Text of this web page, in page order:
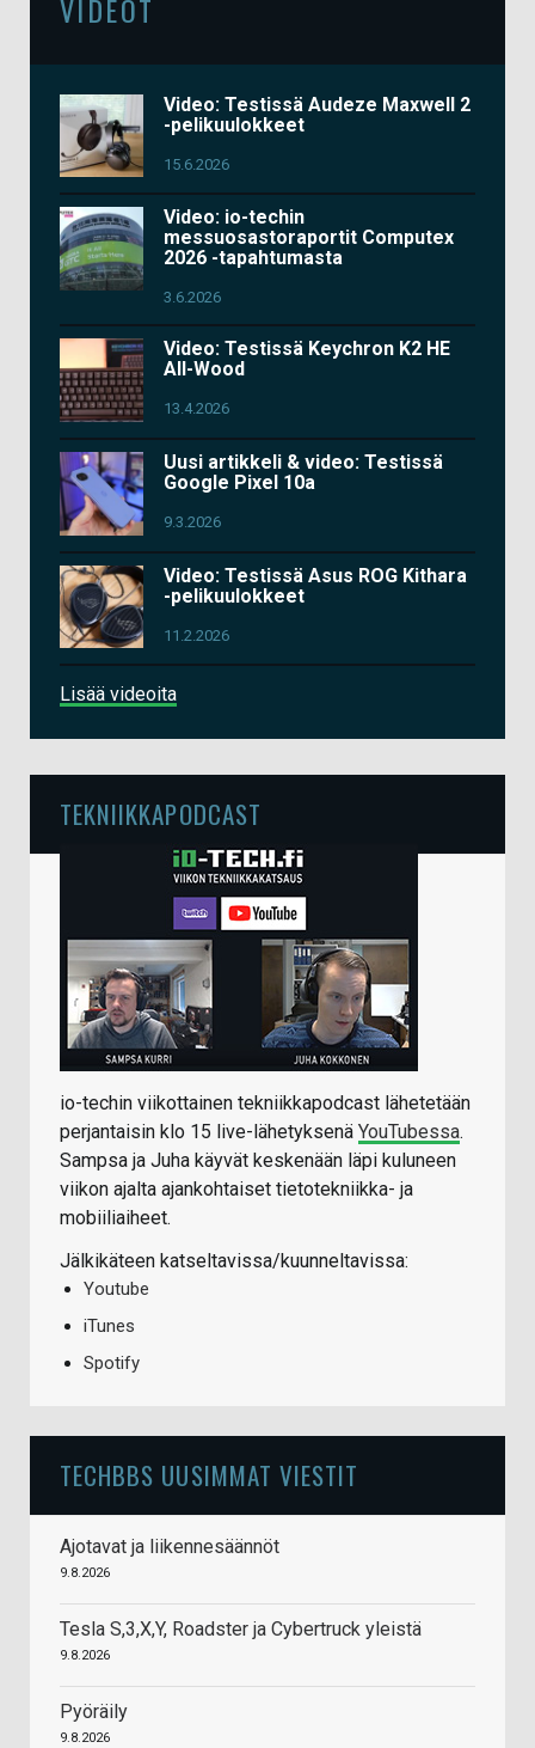
VIDEOT
Video: Testissä Audeze Maxwell 2
-pelikuulokkeet
15.6.2026
Video: io-techin
messuosastoraportit Computex
2026 -tapahtumasta
3.6.2026
Video: Testissä Keychron K2 HE
All-Wood
13.4.2026
Uusi artikkeli & video: Testissä
Google Pixel 10a
9.3.2026
Video: Testissä Asus ROG Kithara
-pelikuulokkeet
11.2.2026
Lisää videoita
TEKNIIKKAPODCAST
io-techin viikottainen tekniikkapodcast lähetetään
perjantaisin klo 15 live-lähetyksenä YouTubessa.
Sampsa ja Juha käyvät keskenään läpi kuluneen
viikon ajalta ajankohtaiset tietotekniikka- ja
mobiiliaiheet.
Jälkikäteen katseltavissa/kuunneltavissa:
Youtube
iTunes
Spotify
TECHBBS UUSIMMAT VIESTIT
Ajotavat ja liikennesäännöt
9.8.2026
Tesla S,3,X,Y, Roadster ja Cybertruck yleistä
9.8.2026
Pyöräily
9.8.2026